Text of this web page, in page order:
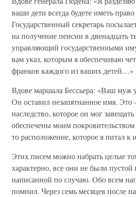
ваши дети всегда будете иметь
Государственный секретарь
на получение пенсии в двенадцать
управляющий государственными
вам указ, которым я обеспечиваю
франков каждого из ваших детей…»
Вдове маршала Бессьера: «Ваш муж
Он оставил незапятнанное имя.
наследство, которое он мог
обеспечены моим
то расположение, которое я питал
Этих писем можно набрать целые
характерно, все они не были
написанной по случаю. Обо всем
помнил. Через семь месяцев после